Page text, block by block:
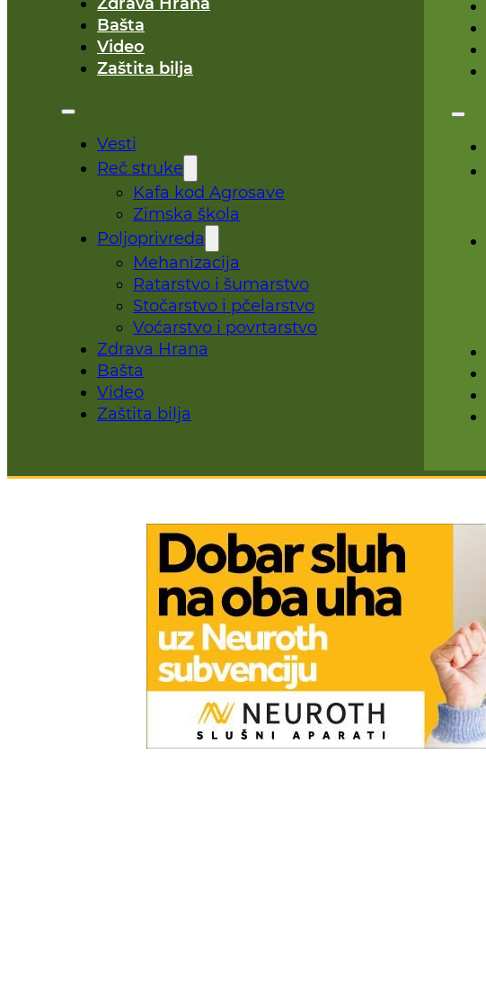
Bašta
Video
Zaštita bilja
Vesti
Reč struke
Kafa kod Agrosave
Zimska škola
Poljoprivreda
Mehanizacija
Ratarstvo i šumarstvo
Stočarstvo i pčelarstvo
Voćarstvo i povrtarstvo
Zdrava Hrana
Bašta
Video
Zaštita bilja